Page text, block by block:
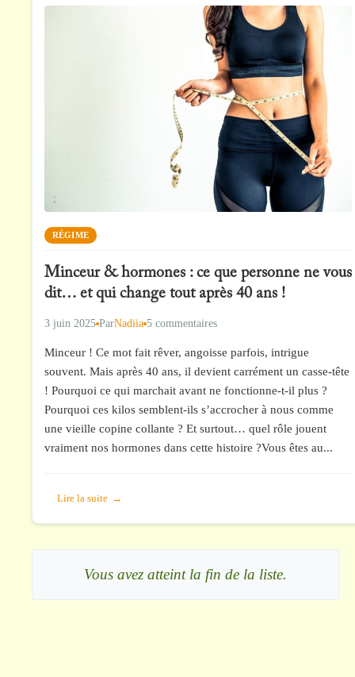
RÉGIME
Minceur & hormones : ce que personne ne vous
dit… et qui change tout après 40 ans !
3 juin 2025 ParNadiia 5 commentaires
Minceur ! Ce mot fait rêver, angoisse parfois, intrigue
souvent. Mais après 40 ans, il devient carrément un casse-tête
! Pourquoi ce qui marchait avant ne fonctionne-t-il plus ?
Pourquoi ces kilos semblent-ils s’accrocher à nous comme
une vieille copine collante ? Et surtout… quel rôle jouent
vraiment nos hormones dans cette histoire ?Vous êtes au...
Lire la suite
Vous avez atteint la fin de la liste.